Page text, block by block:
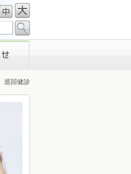
巡回健診